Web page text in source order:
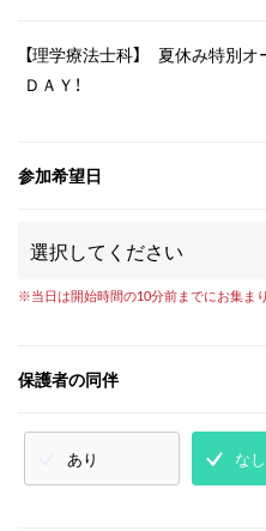
【理学療法士科】 夏休み特別
ＤＡＹ！
参加希望日
※当日は開始時間の10分前までにお集ま
保護者の同伴
あり なし